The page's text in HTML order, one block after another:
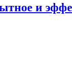
и